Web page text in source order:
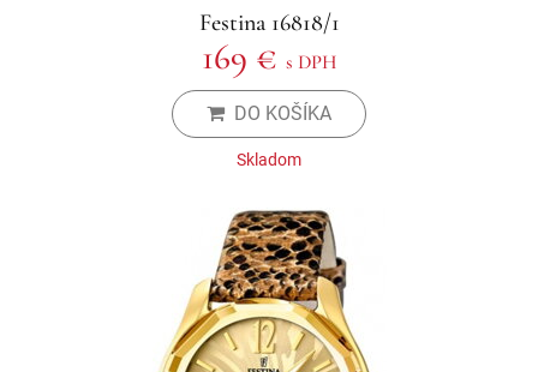
Festina 16818/1
169 € s DPH
DO KOŠÍKA
Skladom